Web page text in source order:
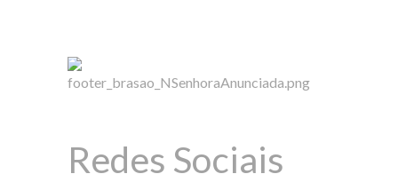
Redes Sociais